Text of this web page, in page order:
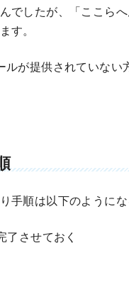
でしたが、「ここら
す。
が提供されていな
順は以下のようにな
させておく